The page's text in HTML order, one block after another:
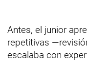
Antes, el junior
repetitivas
escalaba con